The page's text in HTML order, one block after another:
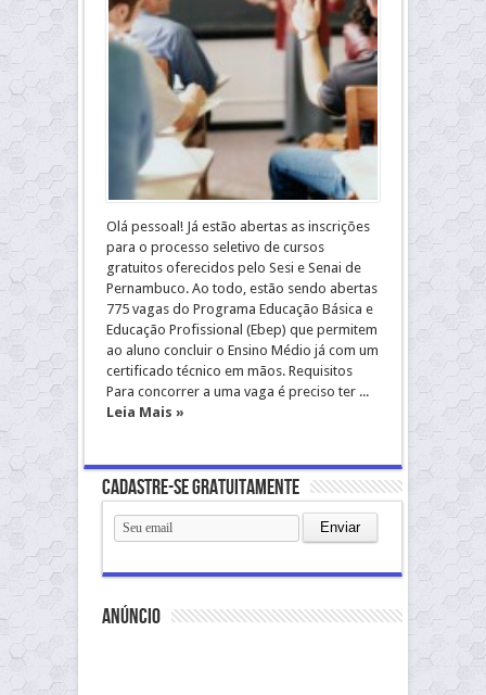
Olá pessoal! Já estão abertas as inscrições
para o processo seletivo de cursos
gratuitos oferecidos pelo Sesi e Senai de
Pernambuco. Ao todo, estão sendo abertas
775 vagas do Programa Educação Básica e
Educação Profissional (Ebep) que permitem
ao aluno concluir o Ensino Médio já com um
certificado técnico em mãos. Requisitos
Para concorrer a uma vaga é preciso ter ...
Leia Mais »
Cadastre-se gratuitamente
anúncio